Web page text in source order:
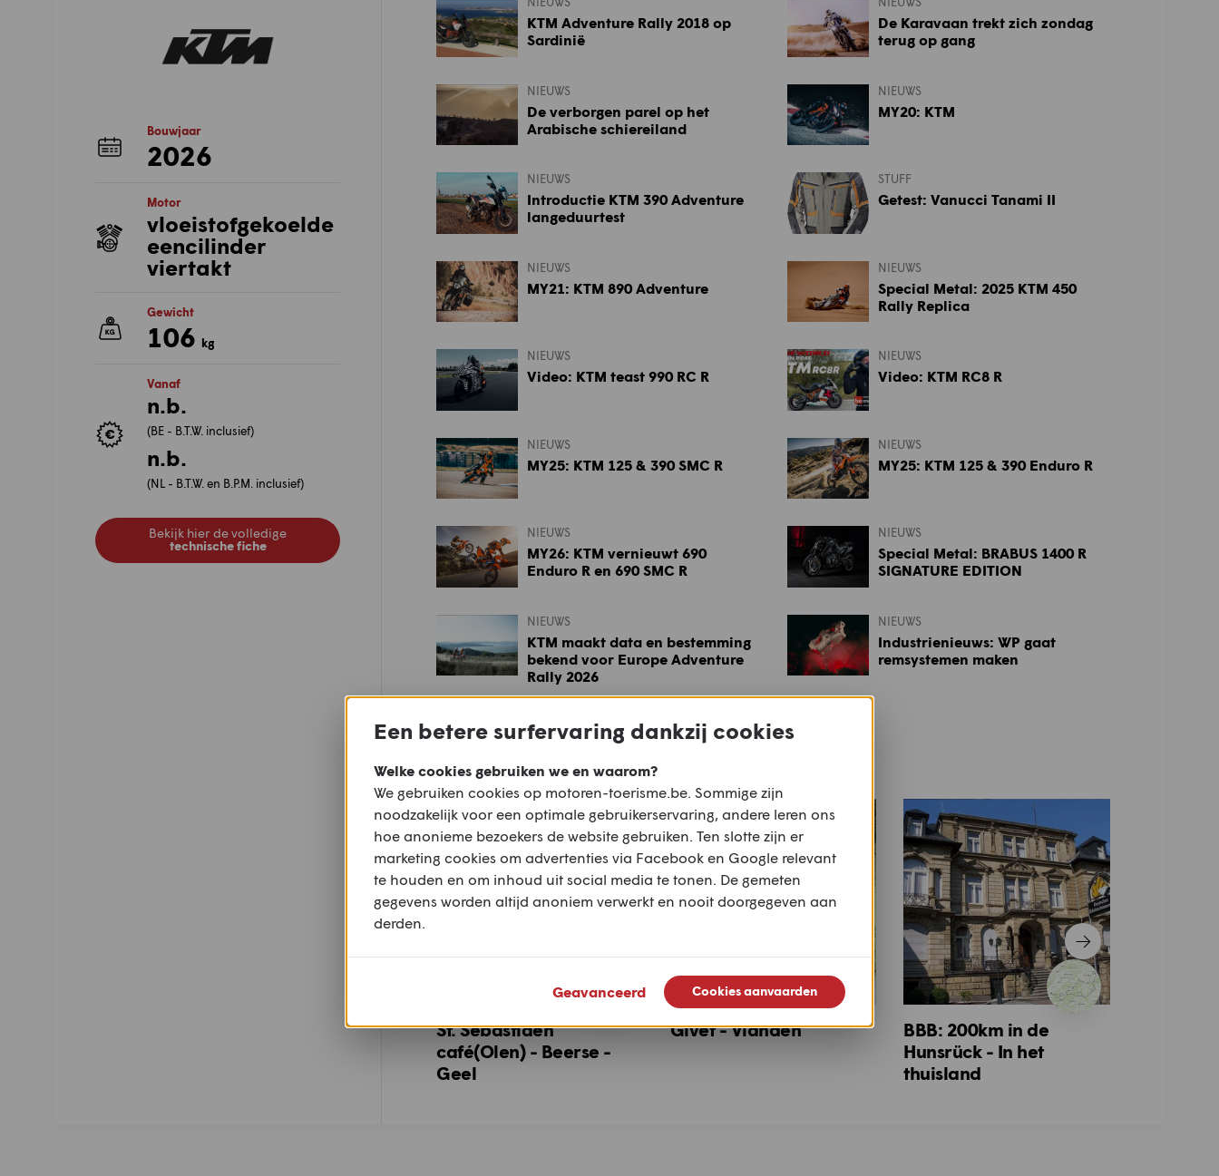
Bouwjaar
2026
Motor
vloeistofgekoelde
eencilinder
viertakt
Gewicht
106 kg
Vanaf
n.b.
(BE - B.T.W. inclusief)
n.b.
(NL - B.T.W. en B.P.M. inclusief)
Bekijk hier de volledige
technische fiche
KTM Adventure Rally 2018 op
Sardinië
De Karavaan trekt zich zondag
terug op gang
NIEUWS
De verborgen parel op het
Arabische schiereiland
NIEUWS
MY20: KTM
NIEUWS
Introductie KTM 390 Adventure
langeduurtest
STUFF
Getest: Vanucci Tanami II
NIEUWS
MY21: KTM 890 Adventure
NIEUWS
Special Metal: 2025 KTM 450
Rally Replica
NIEUWS
Video: KTM teast 990 RC R
NIEUWS
Video: KTM RC8 R
NIEUWS
MY25: KTM 125 & 390 SMC R
NIEUWS
MY25: KTM 125 & 390 Enduro R
NIEUWS
MY26: KTM vernieuwt 690
Enduro R en 690 SMC R
NIEUWS
Special Metal: BRABUS 1400 R
SIGNATURE EDITION
NIEUWS
KTM maakt data en bestemming
bekend voor Europe Adventure
Rally 2026
NIEUWS
Industrienieuws: WP gaat
remsystemen maken
Populaire routes voor deze motor
St. Sebastiaen
café(Olen) - Beerse -
Geel
Givet - Vianden
BBB: 200km in de
Hunsrück - In het
thuisland
Een betere surfervaring dankzij cookies
Welke cookies gebruiken we en waarom?
We gebruiken cookies op motoren-toerisme.be. Sommige zijn
noodzakelijk voor een optimale gebruikerservaring, andere leren ons
hoe anonieme bezoekers de website gebruiken. Ten slotte zijn er
marketing cookies om advertenties via Facebook en Google relevant
te houden en om inhoud uit social media te tonen. De gemeten
gegevens worden altijd anoniem verwerkt en nooit doorgegeven aan
derden.
Geavanceerd Cookies aanvaarden